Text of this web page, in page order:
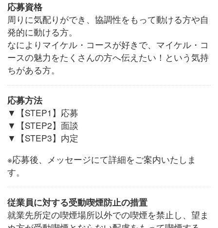
応募資格
周りに気配りができ、協調性をもって動ける方や自
発的に動ける方。
なによりマイケル・コースが好きで、マイケル・コ
ースの魅力をたくさんの方へ伝えたい！という気持
ちがある方。
応募方法
▼【STEP1】応募
▼【STEP2】面談
▼【STEP3】内定
※応募後、メッセージにて詳細をご案内いたしま
す。
従業員に対する受動喫煙防止の措置
就業先所定の喫煙場所以外での喫煙を禁止し、望ま